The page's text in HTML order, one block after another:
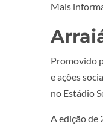
Mais
Promovido
e ações
no Estádio
A edição de